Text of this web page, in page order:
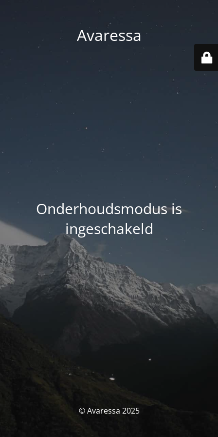
Avaressa
Onderhoudsmodus is
ingeschakeld
© Avaressa 2025